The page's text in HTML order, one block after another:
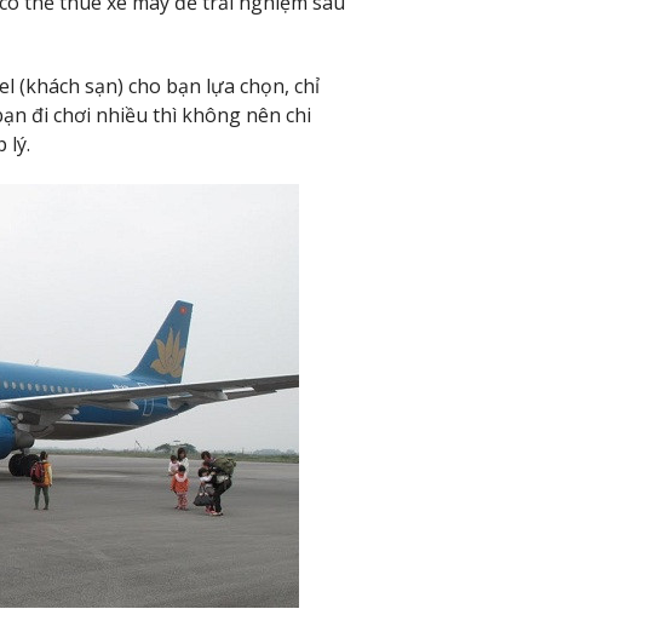
(khách sạn) cho bạn lựa chọn, chỉ
đi chơi nhiều thì không nên chi
lý.